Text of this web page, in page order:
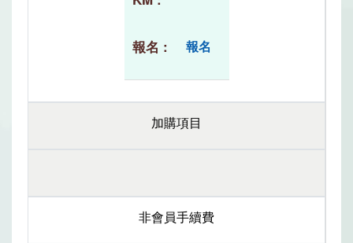
報名
加購項目
非會員手續費